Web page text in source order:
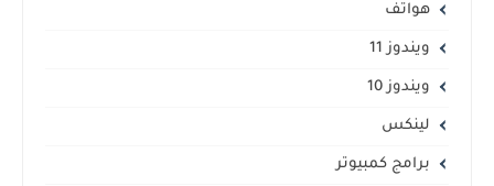
هواتف
ويندوز 11
ويندوز 10
لينكس
برامج كمبيوتر